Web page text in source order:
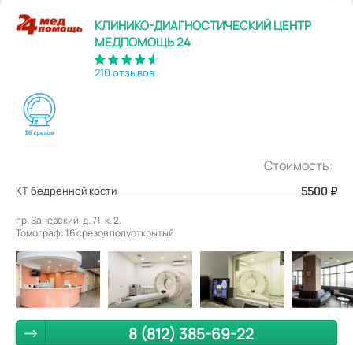
КЛИНИКО-ДИАГНОСТИЧЕСКИЙ ЦЕНТР
МЕДПОМОЩЬ 24
210 отзывов
Стоимость:
КТ бедренной кости 5500 ₽
пр. Заневский, д. 71, к. 2.
Томограф: 16 срезов полуоткрытый
8 (812) 385-69-22